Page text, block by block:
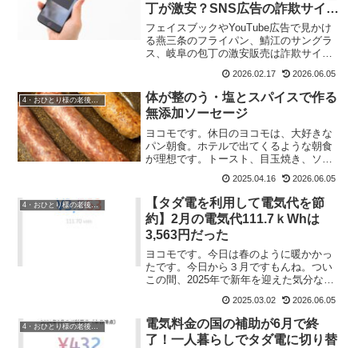
丁が激安？SNS広告の詐欺サイト
には要注意
フェイスブックやYouTube広告で見かけ
る燕三条のフライパン、鯖江のサングラ
ス、岐阜の包丁の激安販売は詐欺サイト
2026.02.17 2026.06.05
体が整のう・塩とスパイスで作る
無添加ソーセージ
ヨコモです。休日のヨコモは、大好きな
パン朝食。ホテルで出てくるような朝食
が理想です。トースト、目玉焼き、ソー
琲。特にソーセージは、贅沢な気分にさ
せられます。何故なら『普段食べないか
ら』。高級で買えない、と言...
2025.04.16 2026.06.05
4・おひとり様の老後準備
【タダ電を利用して電気代を節
約】2月の電気代111.7ｋWhは
3,563円だった
ヨコモです。今日は春のように暖かかっ
たです。今日から３月ですもんね。つい
この間、2025年で新年を迎えた気分なの
は、正にこの事です。で、今日は気にな
る冬・２月の電気代の報告です。2025年2
月の電気代111...
2025.03.02 2026.06.05
4・おひとり様の老後準備
電気料金の国の補助が6月で終
了！一人暮らしでタダ電に切り替